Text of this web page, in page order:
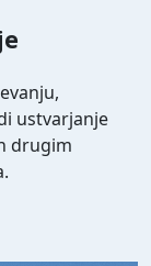
ustvarjanje
drugim